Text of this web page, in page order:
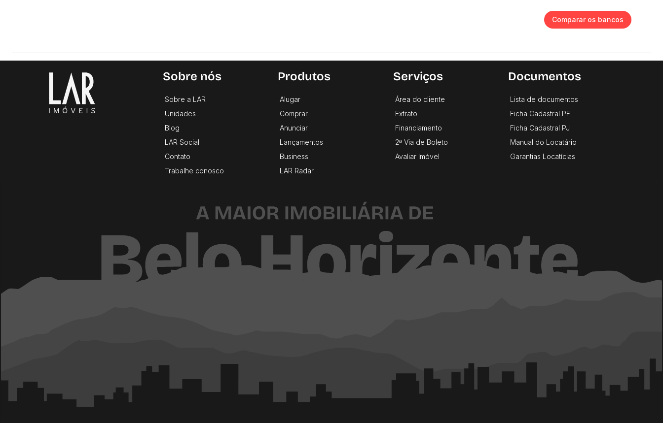
Comparar os bancos
Sobre nós
Sobre a LAR
Unidades
Blog
LAR Social
Contato
Trabalhe conosco
Produtos
Alugar
Comprar
Anunciar
Lançamentos
Business
LAR Radar
Serviços
Área do cliente
Extrato
Financiamento
2ª Via de Boleto
Avaliar Imóvel
Documentos
Lista de documentos
Ficha Cadastral PF
Ficha Cadastral PJ
Manual do Locatário
Garantias Locatícias